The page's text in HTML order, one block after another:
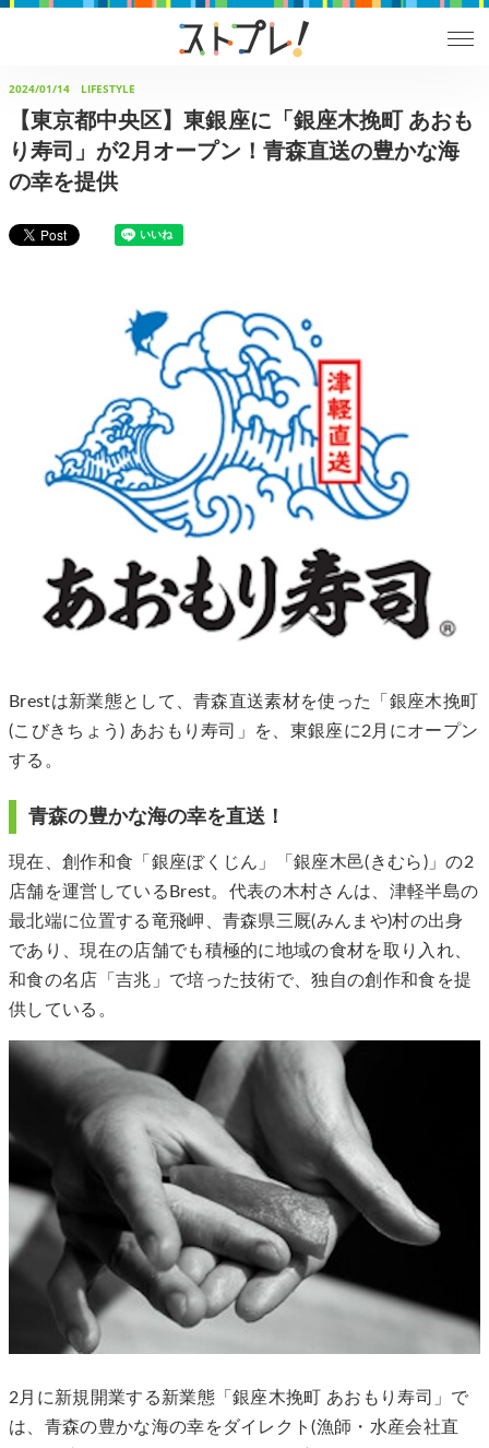
2024/01/14 LIFESTYLE
【東京都中央区】東銀座に「銀座木挽町 あおも
り寿司」が2月オープン！青森直送の豊かな海
の幸を提供
Brestは新業態として、青森直送素材を使った「銀座木挽町
(こびきちょう) あおもり寿司」を、東銀座に2月にオープン
する。
青森の豊かな海の幸を直送！
現在、創作和食「銀座ぼくじん」「銀座木邑(きむら)」の2
店舗を運営しているBrest。代表の木村さんは、津軽半島の
最北端に位置する竜飛岬、青森県三厩(みんまや)村の出身
であり、現在の店舗でも積極的に地域の食材を取り入れ、
和食の名店「吉兆」で培った技術で、独自の創作和食を提
供している。
2月に新規開業する新業態「銀座木挽町 あおもり寿司」で
は、青森の豊かな海の幸をダイレクト(漁師・水産会社直